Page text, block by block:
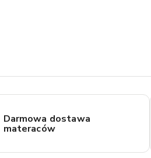
Darmowa dostawa
materaców